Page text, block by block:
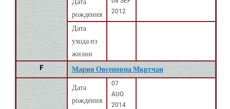
рождения
2012
Дата
ухода из
жизни
F
Мария Овсеповна Мкртчан
Дата
рождения
07
AUG
2014